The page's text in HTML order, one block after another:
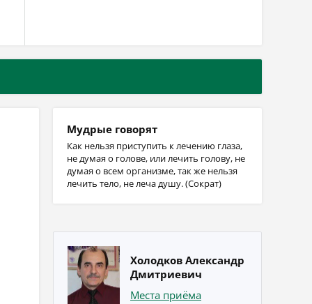
Мудрые говорят
Как нельзя приступить к лечению глаза,
не думая о голове, или лечить голову, не
думая о всем организме, так же нельзя
лечить тело, не леча душу. (Сократ)
Холодков Александр
Дмитриевич
Места приёма